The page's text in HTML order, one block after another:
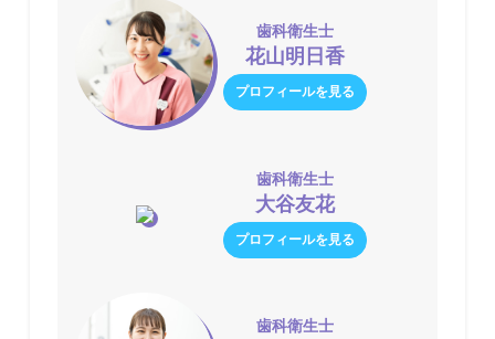
歯科衛生士
花山明日香
プロフィールを見る
歯科衛生士
大谷友花
プロフィールを見る
歯科衛生士